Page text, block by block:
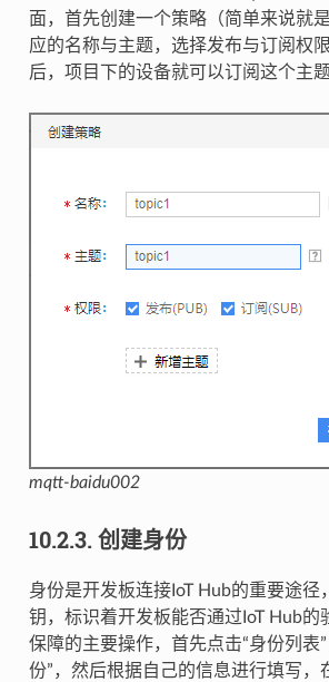
面，首先创建一个策略（简单来说就
应的名称与主题，选择发布与订阅权
后，项目下的设备就可以订阅这个主
mqtt-baidu002
10.2.3. 创建身份
身份是开发板连接IoT Hub的重要途径
钥，标识着开发板能否通过IoT Hub的
保障的主要操作，首先点击“身份列表
份”，然后根据自己的信息进行填写，